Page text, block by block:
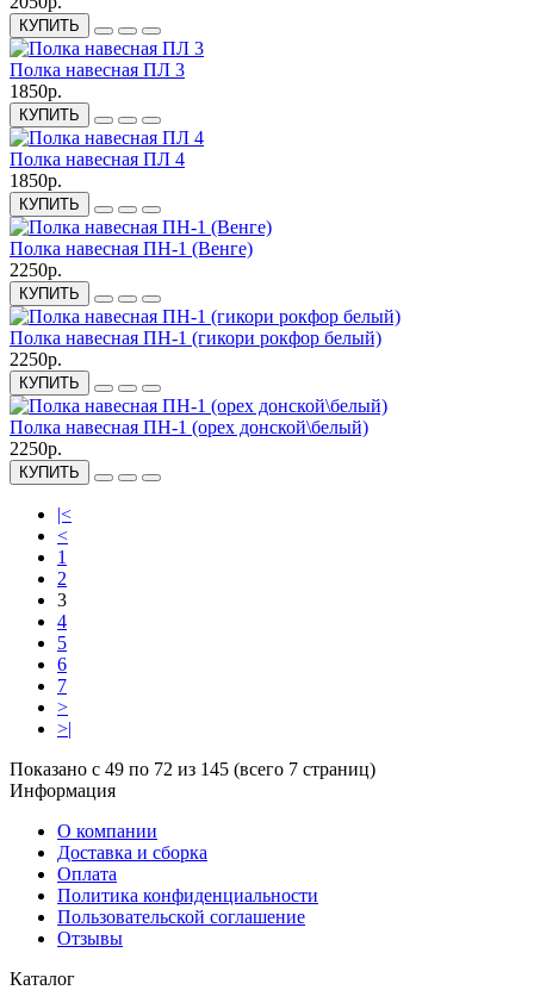
КУПИТЬ
Полка навесная ПЛ 3
1850р.
КУПИТЬ
Полка навесная ПЛ 4
1850р.
КУПИТЬ
Полка навесная ПН-1 (Венге)
2250р.
КУПИТЬ
Полка навесная ПН-1 (гикори рокфор белый)
2250р.
КУПИТЬ
Полка навесная ПН-1 (орех донской\белый)
2250р.
КУПИТЬ
|<
<
1
2
3
4
5
6
7
>
>|
Показано с 49 по 72 из 145 (всего 7 страниц)
Информация
О компании
Доставка и сборка
Оплата
Политика конфиденциальности
Пользовательской соглашение
Отзывы
Каталог